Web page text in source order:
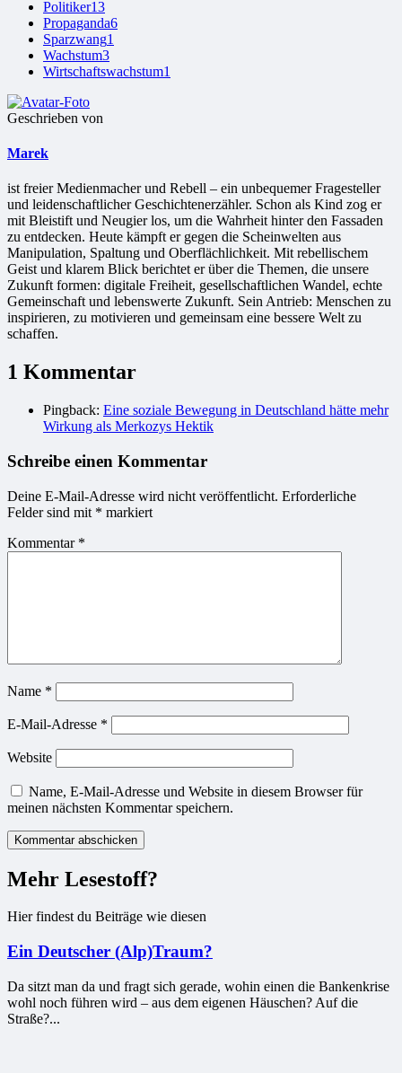
Politiker13
Propaganda6
Sparzwang1
Wachstum3
Wirtschaftswachstum1
Geschrieben von
Marek
ist freier Medienmacher und Rebell – ein unbequemer Fragesteller
und leidenschaftlicher Geschichtenerzähler. Schon als Kind zog er
mit Bleistift und Neugier los, um die Wahrheit hinter den Fassaden
zu entdecken. Heute kämpft er gegen die Scheinwelten aus
Manipulation, Spaltung und Oberflächlichkeit. Mit rebellischem
Geist und klarem Blick berichtet er über die Themen, die unsere
Zukunft formen: digitale Freiheit, gesellschaftlichen Wandel, echte
Gemeinschaft und lebenswerte Zukunft. Sein Antrieb: Menschen zu
inspirieren, zu motivieren und gemeinsam eine bessere Welt zu
schaffen.
1 Kommentar
Pingback: Eine soziale Bewegung in Deutschland hätte mehr
Wirkung als Merkozys Hektik
Schreibe einen Kommentar
Deine E-Mail-Adresse wird nicht veröffentlicht. Erforderliche
Felder sind mit * markiert
Kommentar *
Name *
E-Mail-Adresse *
Website
Name, E-Mail-Adresse und Website in diesem Browser für
meinen nächsten Kommentar speichern.
Mehr Lesestoff?
Hier findest du Beiträge wie diesen
Ein Deutscher (Alp)Traum?
Da sitzt man da und fragt sich gerade, wohin einen die Bankenkrise
wohl noch führen wird – aus dem eigenen Häuschen? Auf die
Straße?...